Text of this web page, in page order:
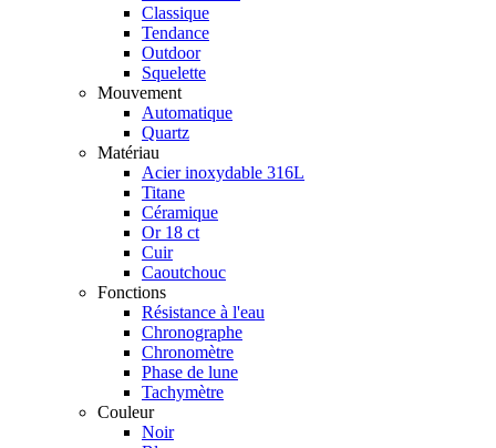
Classique
Tendance
Outdoor
Squelette
Mouvement
Automatique
Quartz
Matériau
Acier inoxydable 316L
Titane
Céramique
Or 18 ct
Cuir
Caoutchouc
Fonctions
Résistance à l'eau
Chronographe
Chronomètre
Phase de lune
Tachymètre
Couleur
Noir